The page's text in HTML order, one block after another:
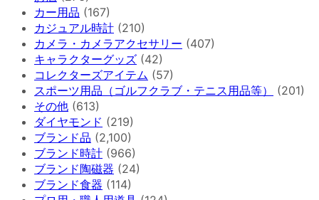
カー用品 (167)
カジュアル時計 (210)
カメラ・カメラアクセサリー (407)
キャラクターグッズ (42)
コレクターズアイテム (57)
スポーツ用品（ゴルフクラブ・テニス用品等）
(201)
その他 (613)
ダイヤモンド (219)
ブランド品 (2,100)
ブランド時計 (966)
ブランド陶磁器 (24)
ブランド食器 (114)